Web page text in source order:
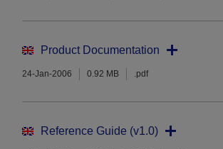
Product Documentation
24-Jan-2006 0.92 MB .pdf
Reference Guide (v1.0)